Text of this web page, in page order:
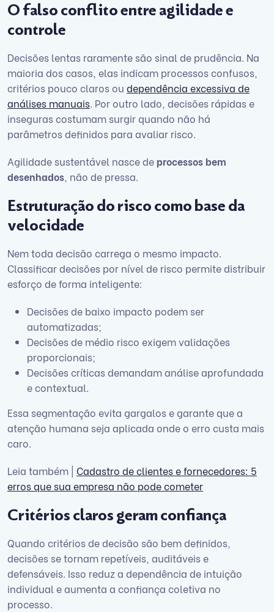
O falso conflito entre agilidade e
controle
Decisões lentas raramente são sinal de prudência. Na
maioria dos casos, elas indicam processos confusos,
critérios pouco claros ou dependência excessiva de
análises manuais. Por outro lado, decisões rápidas e
inseguras costumam surgir quando não há
parâmetros definidos para avaliar risco.
Agilidade sustentável nasce de processos bem
desenhados , não de pressa.
Estruturação do risco como base da
velocidade
Nem toda decisão carrega o mesmo impacto.
Classificar decisões por nível de risco permite distribuir
esforço de forma inteligente:
Decisões de baixo impacto podem ser
automatizadas;
Decisões de médio risco exigem validações
proporcionais;
Decisões críticas demandam análise aprofundada
e contextual.
Essa segmentação evita gargalos e garante que a
atenção humana seja aplicada onde o erro custa mais
caro.
Leia também | Cadastro de clientes e fornecedores: 5
erros que sua empresa não pode cometer
Critérios claros geram confiança
Quando critérios de decisão são bem definidos,
decisões se tornam repetíveis, auditáveis e
defensáveis. Isso reduz a dependência de intuição
individual e aumenta a confiança coletiva no
processo.